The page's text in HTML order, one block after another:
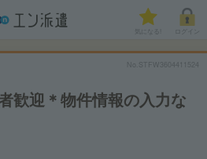
気になる!
No.STFW3604411524
歓迎＊物件情報の入力な